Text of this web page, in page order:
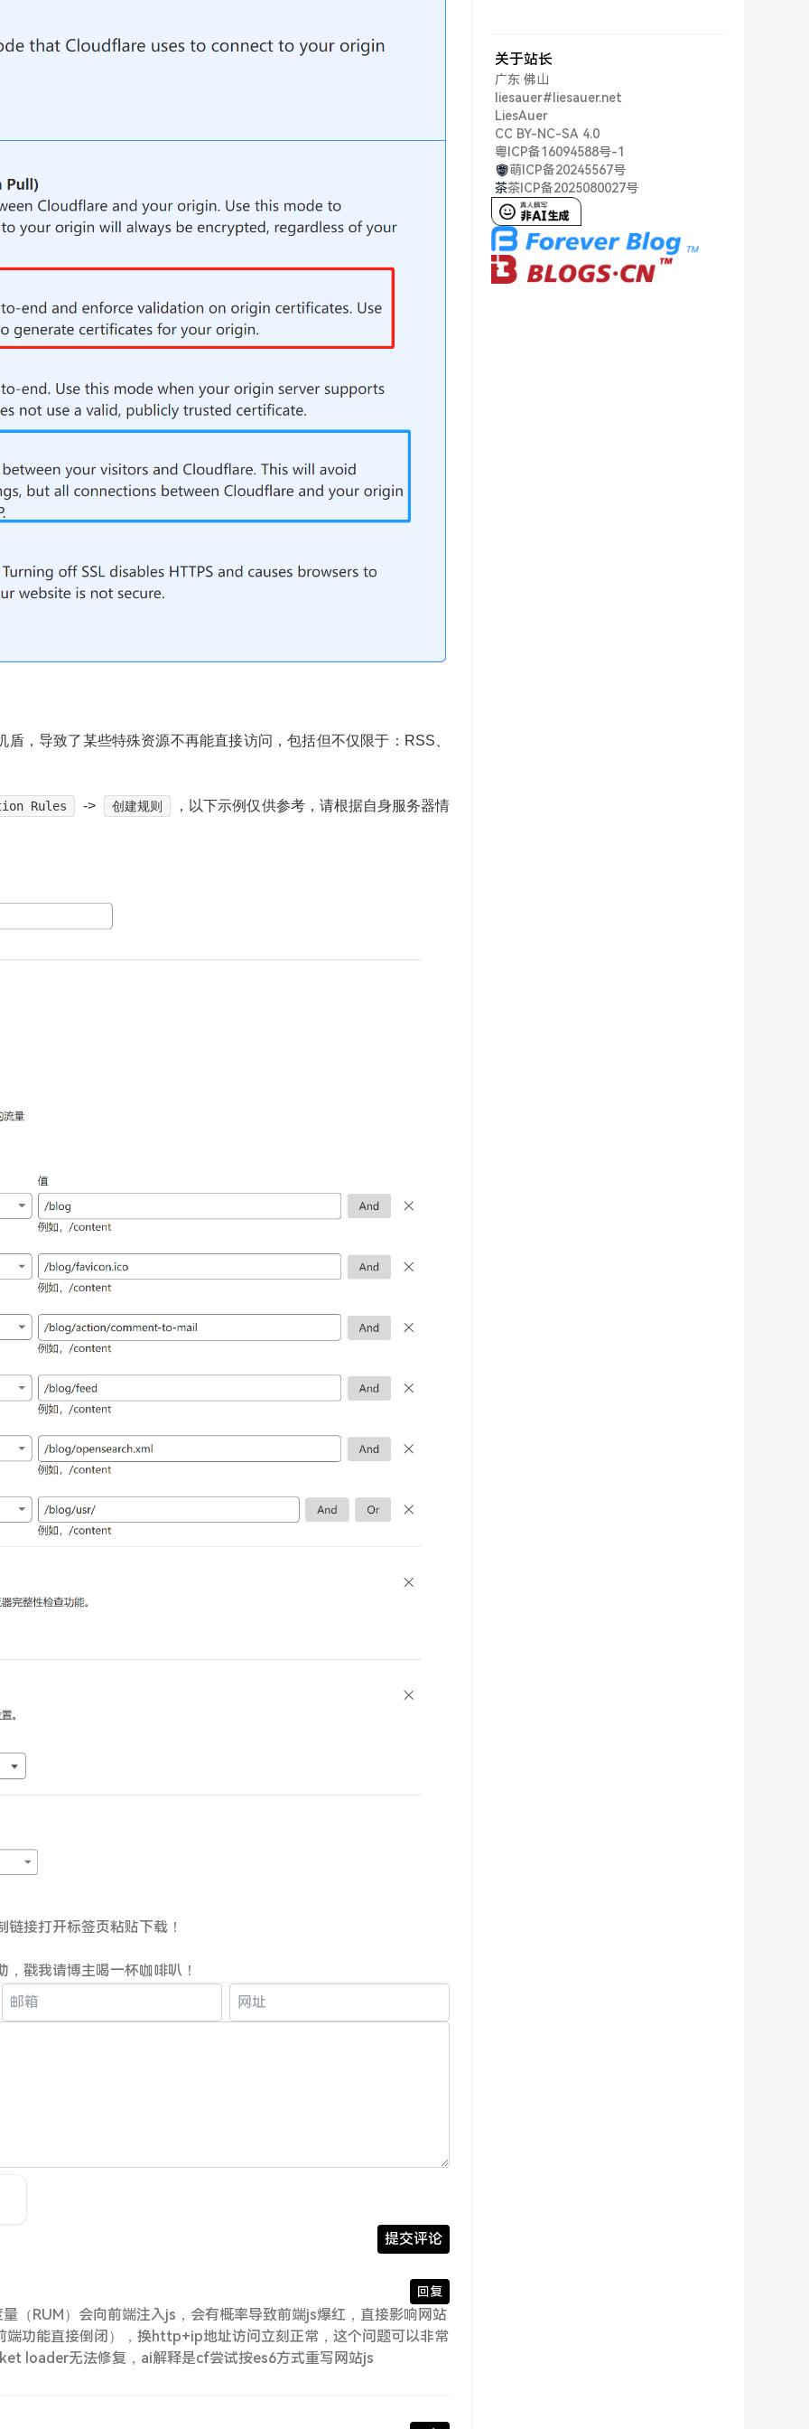
，导致了某些特殊资源不再能直接访问，包括但不仅限于：RSS、
Rules -> 创建规则 ，以下示例仅供参考，请根据自身服务器情
接打开标签页粘贴下载！
戳我请博主喝一杯咖啡叭！
提交评论
回复
（RUM）会向前端注入js，会有概率导致前端js爆红，直接影响网站
端功能直接倒闭），换http+ip地址访问立刻正常，这个问题可以非常
loader无法修复，ai解释是cf尝试按es6方式重写网站js
关于站长
广东 佛山
liesauer#liesauer.net
LiesAuer
CC BY-NC-SA 4.0
粤ICP备16094588号-1
萌ICP备20245567号
茶茶ICP备2025080027号